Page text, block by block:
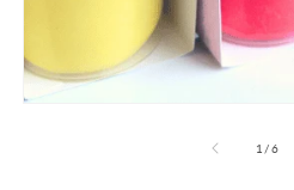
1 /Pane
6